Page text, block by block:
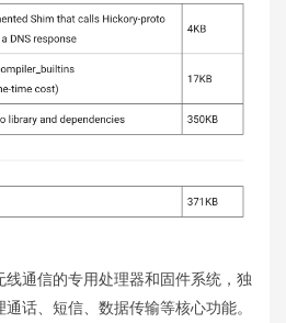
通信的专用处理器和固件系统，独
话、短信、数据传输等核心功能。